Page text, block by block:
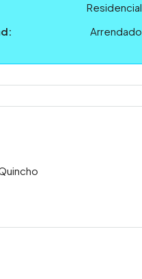
Residencial
Arrendado